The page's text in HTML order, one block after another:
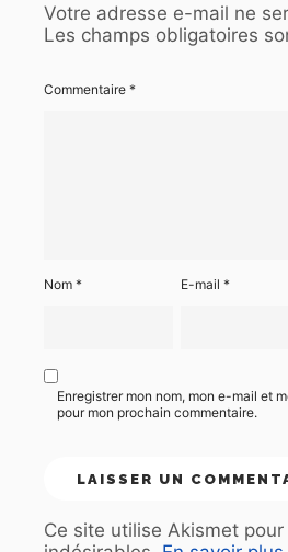
Votre adresse e-mail ne
Les champs obligatoires
Commentaire *
Nom * E-mail*
Enregistrer mon nom, mon e-mail et
pour mon prochain commentaire.
Ce site utilise Akismet